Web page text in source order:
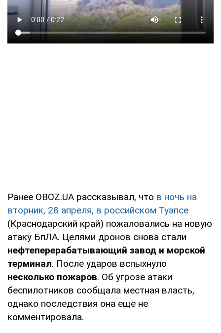
Ранее OBOZ.UA рассказывал, что в ночь на
вторник, 28 апреля, в российском Туапсе
(Краснодарский край) пожаловались на новую
атаку БпЛА. Целями дронов снова стали
нефтеперерабатывающий завод и морской
терминал. После ударов вспыхнуло
несколько пожаров. Об угрозе атаки
беспилотников сообщала местная власть,
однако последствия она еще не
комментировала.